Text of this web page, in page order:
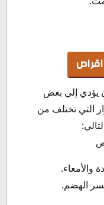
أن يؤدي إلي بعض
التي تختلف من
والأمعاء.
الهضم.